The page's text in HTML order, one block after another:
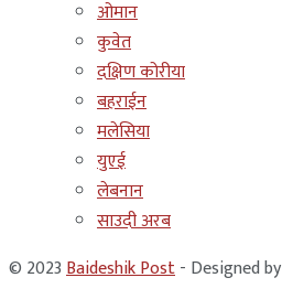
ओमान
कुवेत
दक्षिण कोरीया
बहराईन
मलेसिया
युएई
लेबनान
साउदी अरब
© 2023Baideshik Post- Designed by